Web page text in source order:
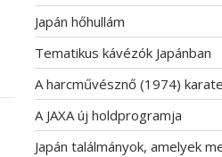
Japán hőhullám
Tematikus kávézók Japánban
A harcművésznő (1974)
A JAXA új holdprogramja
Japán találmányok, amelyek